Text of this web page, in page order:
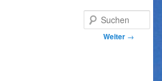
Weiter →